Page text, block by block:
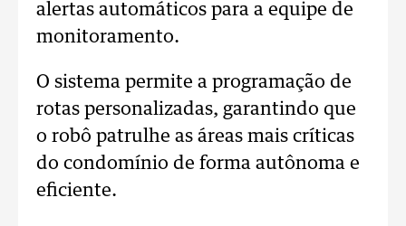
alertas automáticos para a equipe de
monitoramento.
O sistema permite a programação de
rotas personalizadas, garantindo que
o robô patrulhe as áreas mais críticas
do condomínio de forma autônoma e
eficiente.